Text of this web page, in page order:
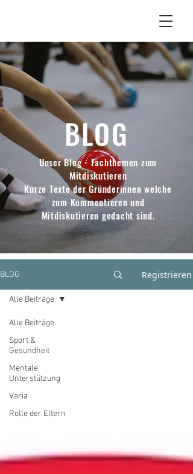
BLOG
Unser Blog - Fachthemen zum
Mitdiskutieren
Kurze Texte der Gründerinnen welche
zum Kommentieren und
Mitdiskutieren gedacht sind.
BLOG Registrieren
Alle Beiträge
Sport &
Gesundheit
Mentale
Unterstützung
Varia
Rolle der Eltern
Alle Beiträge